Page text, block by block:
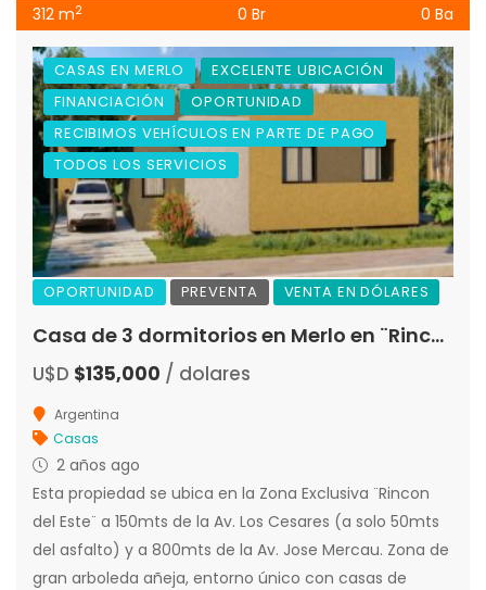
312 m2 0 Br 0 Ba
CASAS EN MERLO
EXCELENTE UBICACIÓN
FINANCIACIÓN
OPORTUNIDAD
RECIBIMOS VEHÍCULOS EN PARTE DE PAGO
TODOS LOS SERVICIOS
OPORTUNIDAD PREVENTA VENTA EN DÓLARES
Casa de 3 dormitorios en Merlo en ¨Rincon del Este¨, PREVENTA calidad premium
U$D $135,000 / dolares
Argentina
Casas
2 años ago
Esta propiedad se ubica en la Zona Exclusiva ¨Rincon
del Este¨ a 150mts de la Av. Los Cesares (a solo 50mts
del asfalto) y a 800mts de la Av. Jose Mercau. Zona de
gran arboleda añeja, entorno único con casas de